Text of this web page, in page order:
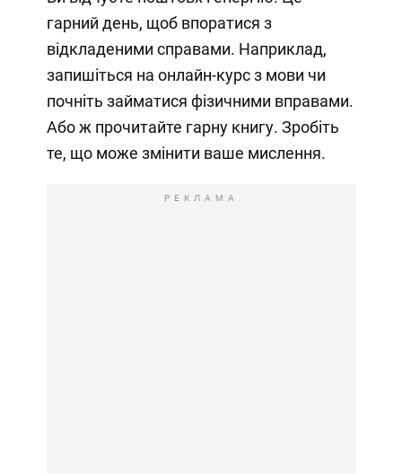
гарний день, щоб впоратися з
відкладеними справами. Наприклад,
запишіться на онлайн-курс з мови чи
почніть займатися фізичними вправами.
Або ж прочитайте гарну книгу. Зробіть
те, що може змінити ваше мислення.
РЕКЛАМА